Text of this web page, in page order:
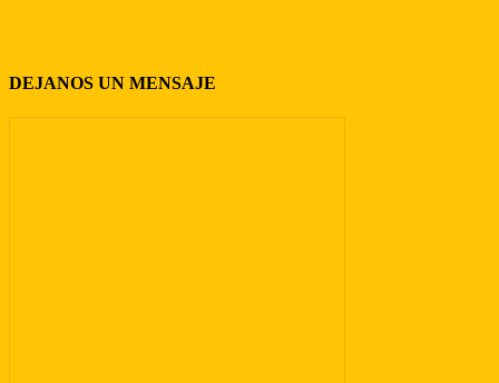
DEJANOS UN MENSAJE